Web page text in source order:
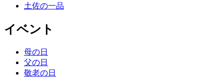
土佐の一品
イベント
母の日
父の日
敬老の日